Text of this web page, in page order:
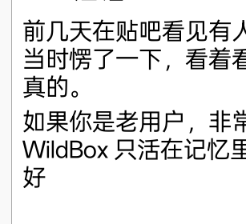
前几天在贴吧看见有
当时愣了一下，看着
真的。
如果你是老用户，非
WildBox 只活在记忆
好